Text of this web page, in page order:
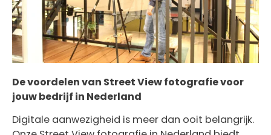
De voordelen van Street View fotografie voor
jouw bedrijf in Nederland
Digitale aanwezigheid is meer dan ooit belangrijk.